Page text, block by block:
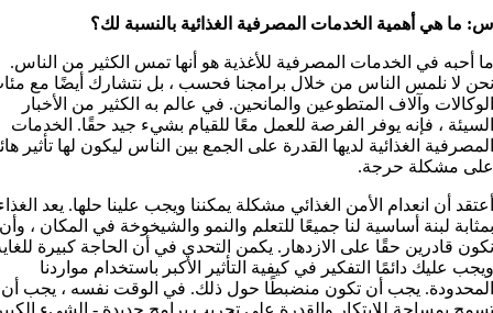
س: ما هي أهمية الخدمات المصرفية الغذائية بالنسبة لك؟
ما أحبه في الخدمات المصرفية للأغذية هو أنها تمس الكثير من الناس.
نحن لا نلمس الناس من خلال برامجنا فحسب ، بل نتشارك أيضًا مع
الوكالات وآلاف المتطوعين والمانحين. في عالم به الكثير من الأخبار
السيئة ، فإنه يوفر الفرصة للعمل معًا للقيام بشيء جيد حقًا. الخدمات
المصرفية الغذائية لديها القدرة على الجمع بين الناس ليكون لها تأثير
على مشكلة حرجة.
أعتقد أن انعدام الأمن الغذائي مشكلة يمكننا ويجب علينا حلها. يعد
بمثابة لبنة أساسية لنا جميعًا للتعلم والنمو والشيخوخة في المكان ،
نكون قادرين حقًا على الازدهار. يكمن التحدي في أن الحاجة كبيرة
ويجب عليك دائمًا التفكير في كيفية التأثير الأكبر باستخدام مواردنا
المحدودة. يجب أن تكون منضبطًا حول ذلك. في الوقت نفسه ، يجب أن
تسمح بمساحة للابتكار والقدرة على تجريب برامج جديدة - الشيء